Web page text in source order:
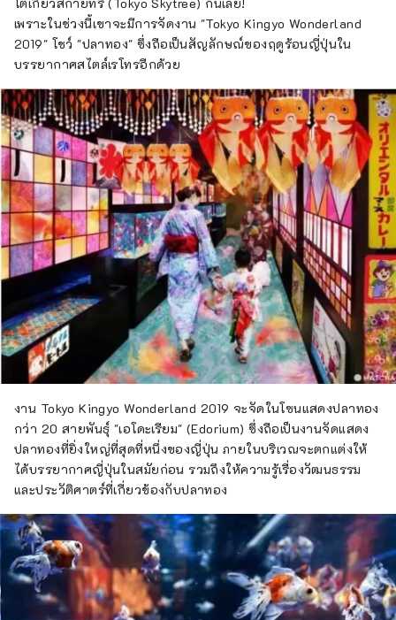
เพราะในช่วงนี้เขาจะมีการจัดงาน "Tokyo Kingyo Wonderland
2019" โชว์ "ปลาทอง" ซึ่งถือเป็นสัญลักษณ์ของฤดูร้อนญี่ปุ่นใน
บรรยากาศสไตล์เรโทรอีกด้วย
งาน Tokyo Kingyo Wonderland 2019 จะจัดในโซนแสดงปลาทอง
กว่า 20 สายพันธุ์ "เอโดะเรียม" (Edorium) ซึ่งถือเป็นงานจัดแสดง
ปลาทองที่ยิ่งใหญ่ที่สุดที่หนึ่งของญี่ปุ่น ภายในบริเวณจะตกแต่งให้
ได้บรรยากาศญี่ปุ่นในสมัยก่อน รวมถึงให้ความรู้เรื่องวัฒนธรรม
และประวัติศาตร์ที่เกี่ยวข้องกับปลาทอง